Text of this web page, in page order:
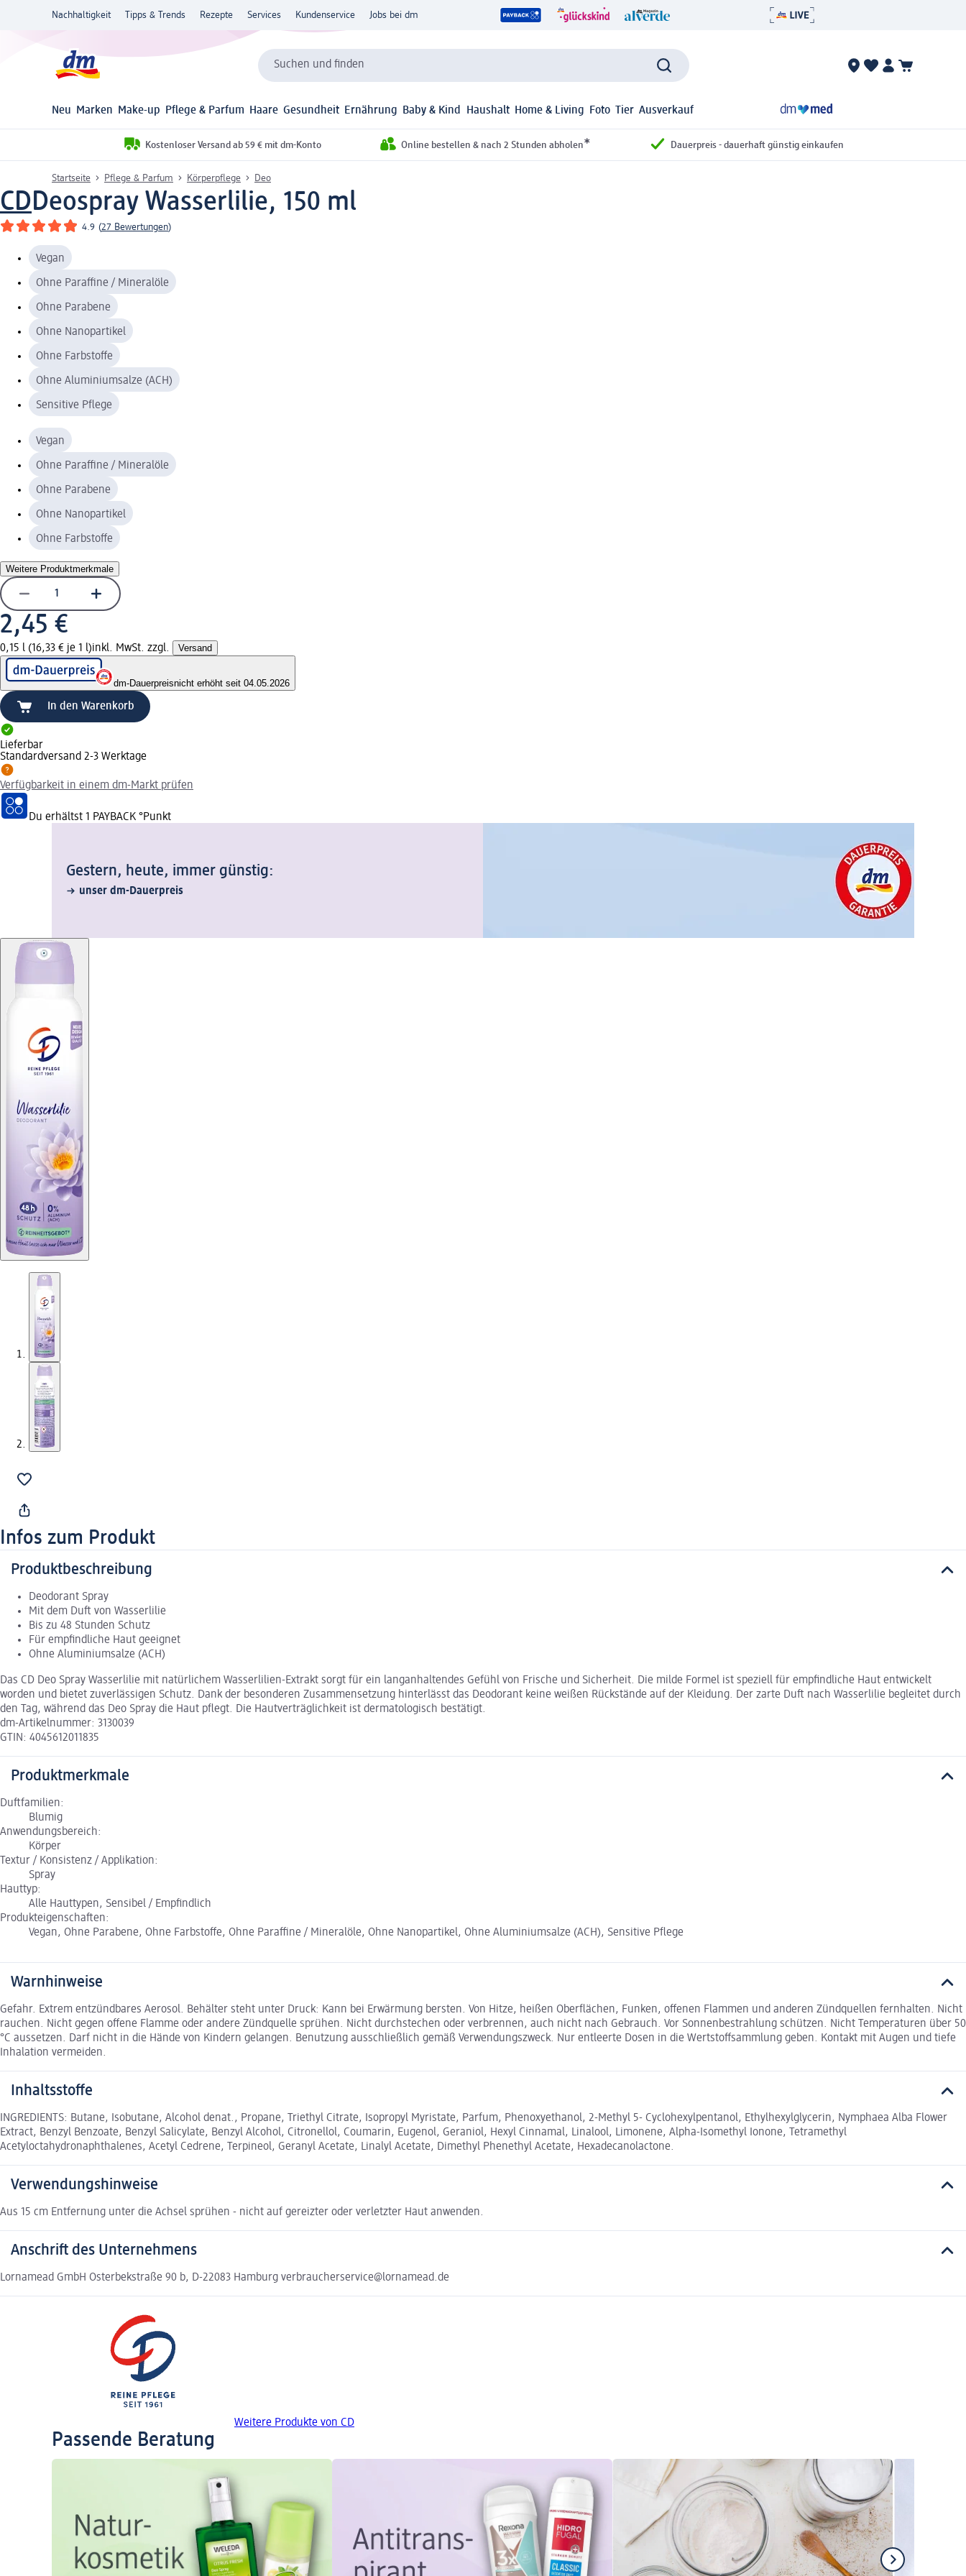
Nachhaltigkeit Tipps & Trends Rezepte Services Kundenservice Jobs bei dm
Suchen und finden
Neu Marken Make-up Pflege & Parfum Haare Gesundheit Ernährung Baby & Kind Haushalt Home & Living Foto Tier Ausverkauf
Kostenloser Versand ab 59 € mit dm-Konto Online bestellen & nach 2 Stunden abholen* Dauerpreis - dauerhaft günstig einkaufen
Startseite Pflege & Parfum Körperpflege Deo
CDDeospray Wasserlilie, 150 ml
4.9 (27 Bewertungen)
Vegan
Ohne Paraffine / Mineralöle
Ohne Parabene
Ohne Nanopartikel
Ohne Farbstoffe
Ohne Aluminiumsalze (ACH)
Sensitive Pflege
Vegan
Ohne Paraffine / Mineralöle
Ohne Parabene
Ohne Nanopartikel
Ohne Farbstoffe
Weitere Produktmerkmale
2,45 €
0,15 l (16,33 € je 1 l)inkl. MwSt. zzgl. Versand
dm-Dauerpreisnicht erhöht seit 04.05.2026
In den Warenkorb
Lieferbar
Standardversand 2-3 Werktage
Verfügbarkeit in einem dm-Markt prüfen
Du erhältst 1 PAYBACK °Punkt
Gestern, heute, immer günstig:
unser dm-Dauerpreis
Infos zum Produkt
Produktbeschreibung
Deodorant Spray
Mit dem Duft von Wasserlilie
Bis zu 48 Stunden Schutz
Für empfindliche Haut geeignet
Ohne Aluminiumsalze (ACH)
Das CD Deo Spray Wasserlilie mit natürlichem Wasserlilien-Extrakt sorgt für ein langanhaltendes Gefühl von Frische und Sicherheit. Die milde Formel ist speziell für empfindliche Haut entwickelt
worden und bietet zuverlässigen Schutz. Dank der besonderen Zusammensetzung hinterlässt das Deodorant keine weißen Rückstände auf der Kleidung. Der zarte Duft nach Wasserlilie begleitet durch
den Tag, während das Deo Spray die Haut pflegt. Die Hautverträglichkeit ist dermatologisch bestätigt.
dm-Artikelnummer: 3130039
GTIN: 4045612011835
Produktmerkmale
Duftfamilien:
Blumig
Anwendungsbereich:
Körper
Textur / Konsistenz / Applikation:
Spray
Hauttyp:
Alle Hauttypen, Sensibel / Empfindlich
Produkteigenschaften:
Vegan, Ohne Parabene, Ohne Farbstoffe, Ohne Paraffine / Mineralöle, Ohne Nanopartikel, Ohne Aluminiumsalze (ACH), Sensitive Pflege
Warnhinweise
Gefahr. Extrem entzündbares Aerosol. Behälter steht unter Druck: Kann bei Erwärmung bersten. Von Hitze, heißen Oberflächen, Funken, offenen Flammen und anderen Zündquellen fernhalten. Nicht
rauchen. Nicht gegen offene Flamme oder andere Zündquelle sprühen. Nicht durchstechen oder verbrennen, auch nicht nach Gebrauch. Vor Sonnenbestrahlung schützen. Nicht Temperaturen über 50
°C aussetzen. Darf nicht in die Hände von Kindern gelangen. Benutzung ausschließlich gemäß Verwendungszweck. Nur entleerte Dosen in die Wertstoffsammlung geben. Kontakt mit Augen und tiefe
Inhalation vermeiden.
Inhaltsstoffe
INGREDIENTS: Butane, Isobutane, Alcohol denat., Propane, Triethyl Citrate, Isopropyl Myristate, Parfum, Phenoxyethanol, 2-Methyl 5- Cyclohexylpentanol, Ethylhexylglycerin, Nymphaea Alba Flower
Extract, Benzyl Benzoate, Benzyl Salicylate, Benzyl Alcohol, Citronellol, Coumarin, Eugenol, Geraniol, Hexyl Cinnamal, Linalool, Limonene, Alpha-Isomethyl Ionone, Tetramethyl
Acetyloctahydronaphthalenes, Acetyl Cedrene, Terpineol, Geranyl Acetate, Linalyl Acetate, Dimethyl Phenethyl Acetate, Hexadecanolactone.
Verwendungshinweise
Aus 15 cm Entfernung unter die Achsel sprühen - nicht auf gereizter oder verletzter Haut anwenden.
Anschrift des Unternehmens
Lornamead GmbH Osterbekstraße 90 b, D-22083 Hamburg verbraucherservice@lornamead.de
Weitere Produkte von CD
Passende Beratung